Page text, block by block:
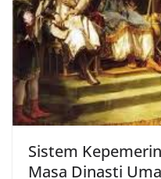
Sistem
Masa Dinasti